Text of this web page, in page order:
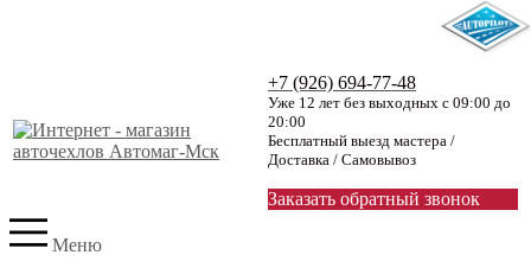
+7 (926) 694-77-48
Уже 12 лет без выходных с 09:00 до
20:00
Бесплатный выезд мастера /
Доставка / Самовывоз
Заказать обратный звонок
Меню